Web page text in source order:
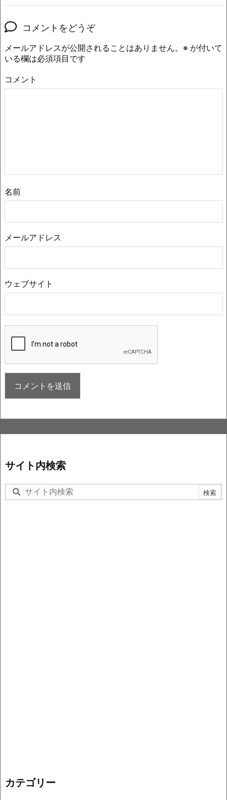
コメントをどうぞ
メールアドレスが公開されることはありません。 ※ が付いて
いる欄は必須項目です
コメント
名前
メールアドレス
ウェブサイト
サイト内検索
カテゴリー